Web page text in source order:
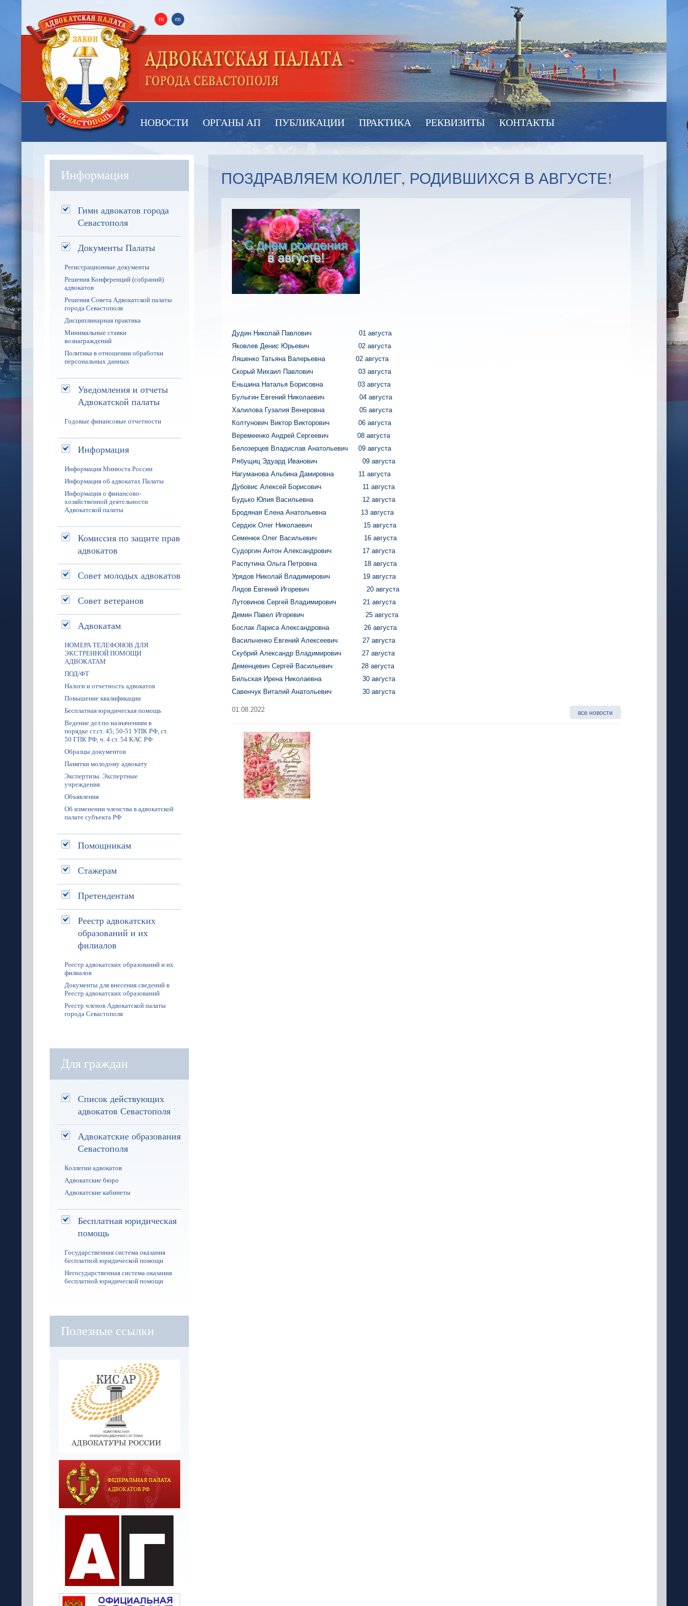
ru en
НОВОСТИ ОРГАНЫ АП ПУБЛИКАЦИИ ПРАКТИКА РЕКВИЗИТЫ КОНТАКТЫ
ПОЗДРАВЛЯЕМ КОЛЛЕГ, РОДИВШИХСЯ В АВГУСТЕ!
Дудин Николай Павлович 01 августа
Яковлев Денис Юрьевич 02 августа
Ляшенко Татьяна Валерьевна 02 августа
Скорый Михаил Павлович 03 августа
Еньшина Наталья Борисовна 03 августа
Булыгин Евгений Николаевич 04 августа
Халилова Гузалия Венеровна 05 августа
Колтунович Виктор Викторович 06 августа
Веремеенко Андрей Сергеевич 08 августа
Белозерцев Владислав Анатольевич 09 августа
Рябущиц Эдуард Иванович 09 августа
Нагуманова Альбина Дамировна 11 августа
Дубовис Алексей Борисович 11 августа
Будько Юлия Васильевна 12 августа
Бродяная Елена Анатольевна 13 августа
Сердюк Олег Николаевич 15 августа
Семенюк Олег Васильевич 16 августа
Судоргин Антон Александрович 17 августа
Распутина Ольга Петровна 18 августа
Урядов Николай Владимирович 19 августа
Лядов Евгений Игоревич 20 августа
Лутовинов Сергей Владимирович 21 августа
Демин Павел Игоревич 25 августа
Бослак Лариса Александровна 26 августа
Васильченко Евгений Алексеевич 27 августа
Скубрий Александр Владимирович 27 августа
Деменцевич Сергей Васильевич 28 августа
Бильская Ирена Николаевна 30 августа
Савенчук Виталий Анатольевич 30 августа
все новости
01.08.2022
Информация
Гимн адвокатов города
Севастополя
Документы Палаты
Регистрационные документы
Решения Конференций (собраний)
адвокатов
Решения Совета Адвокатской палаты
города Севастополя
Дисциплинарная практика
Минимальные ставки
вознаграждений
Политика в отношении обработки
персональных данных
Уведомления и отчеты
Адвокатской палаты
Годовые финансовые отчетности
Информация
Информация Минюста России
Информация об адвокатах Палаты
Информация о финансово-
хозяйственной деятельности
Адвокатской палаты
Комиссия по защите прав
адвокатов
Совет молодых адвокатов
Совет ветеранов
Адвокатам
НОМЕРА ТЕЛЕФОНОВ ДЛЯ
ЭКСТРЕННОЙ ПОМОЩИ
АДВОКАТАМ
ПОД/ФТ
Налоги и отчетность адвокатов
Повышение квалификации
Бесплатная юридическая помощь
Ведение дел по назначениям в
порядке ст.ст. 45, 50-51 УПК РФ, ст.
50 ГПК РФ, ч. 4 ст. 54 КАС РФ
Образцы документов
Памятки молодому адвокату
Экспертизы. Экспертные
учреждения
Объявления
Об изменении членства в адвокатской
палате субъекта РФ
Помощникам
Стажерам
Претендентам
Реестр адвокатских
образований и их
филиалов
Реестр адвокатских образований и их
филиалов
Документы для внесения сведений в
Реестр адвокатских образований
Реестр членов Адвокатской палаты
города Севастополя
Для граждан
Список действующих
адвокатов Севастополя
Адвокатские образования
Севастополя
Коллегии адвокатов
Адвокатские бюро
Адвокатские кабинеты
Бесплатная юридическая
помощь
Государственная система оказания
бесплатной юридической помощи
Негосударственная система оказания
бесплатной юридической помощи
Полезные ссылки